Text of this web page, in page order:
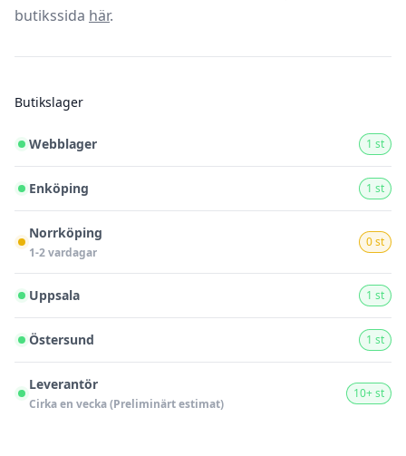
butikssida här.
Butikslager
Webblager 1 st
Enköping 1 st
Norrköping
1-2 vardagar
0 st
Uppsala 1 st
Östersund 1 st
Leverantör
Cirka en vecka (Preliminärt estimat)
10+ st